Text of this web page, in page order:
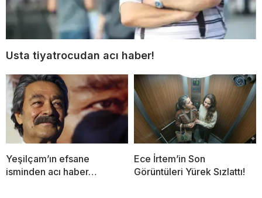
Usta tiyatrocudan acı haber!
Yeşilçam’ın efsane
isminden acı haber…
Ece İrtem’in Son
Görüntüleri Yürek Sızlattı!